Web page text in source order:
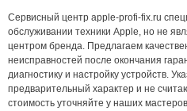
Сервисный центр apple-profi-fix.ru
обслуживании техники Apple, но не
центром бренда. Предлагаем
неисправностей после окончания
диагностику и настройку устройств.
предварительный характер и не
стоимость уточняйте у наших